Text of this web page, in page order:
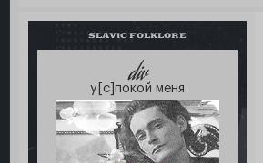
SLAVIC FOLKLORE
div
у[с]покой меня